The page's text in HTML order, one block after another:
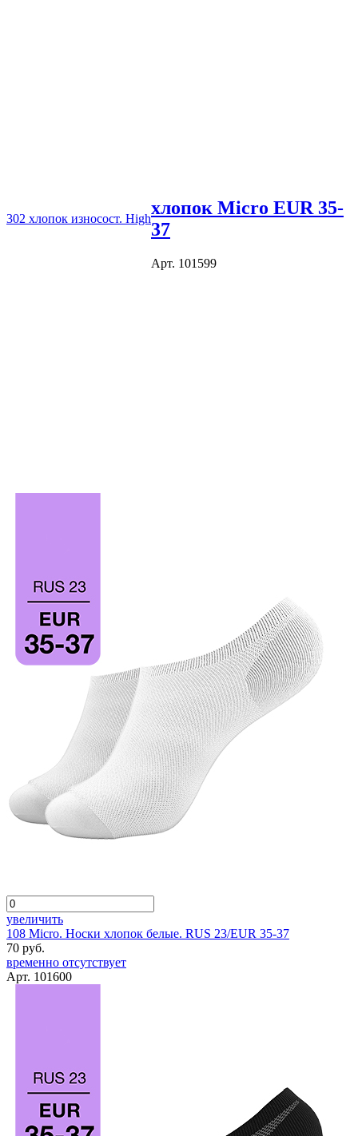
302 хлопок износост. High
хлопок Micro EUR 35-
37
Арт. 101599
увеличить
108 Micro. Носки хлопок белые. RUS 23/EUR 35-37
70 руб.
временно отсутствует
Арт. 101600